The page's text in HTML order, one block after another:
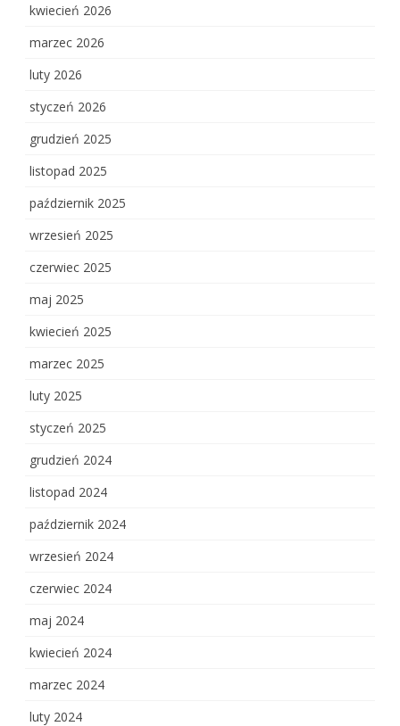
kwiecień 2026
marzec 2026
luty 2026
styczeń 2026
grudzień 2025
listopad 2025
październik 2025
wrzesień 2025
czerwiec 2025
maj 2025
kwiecień 2025
marzec 2025
luty 2025
styczeń 2025
grudzień 2024
listopad 2024
październik 2024
wrzesień 2024
czerwiec 2024
maj 2024
kwiecień 2024
marzec 2024
luty 2024